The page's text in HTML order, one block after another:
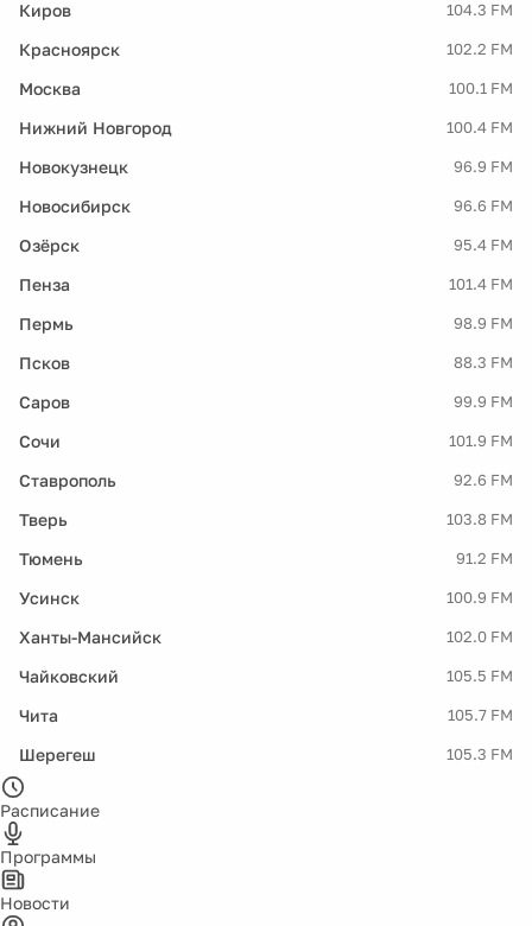
Киров 104.3 FM
Красноярск 102.2 FM
Москва 100.1 FM
Нижний Новгород 100.4 FM
Новокузнецк 96.9 FM
Новосибирск 96.6 FM
Озёрск 95.4 FM
Пенза 101.4 FM
Пермь 98.9 FM
Псков 88.3 FM
Саров 99.9 FM
Сочи 101.9 FM
Ставрополь 92.6 FM
Тверь 103.8 FM
Тюмень 91.2 FM
Усинск 100.9 FM
Ханты-Мансийск 102.0 FM
Чайковский 105.5 FM
Чита 105.7 FM
Шерегеш 105.3 FM
Расписание
Программы
Новости